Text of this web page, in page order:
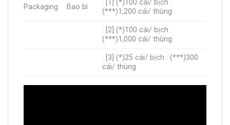
Packaging Bao bì
: [1] (*)100 cái/ bịch :
(***)1,200 cái/ thùng
: [2] (*)100 cái/ bịch :
(***)1,000 cái/ thùng
: [3] (*)25 cái/ bịch : (***)300
cái/ thùng